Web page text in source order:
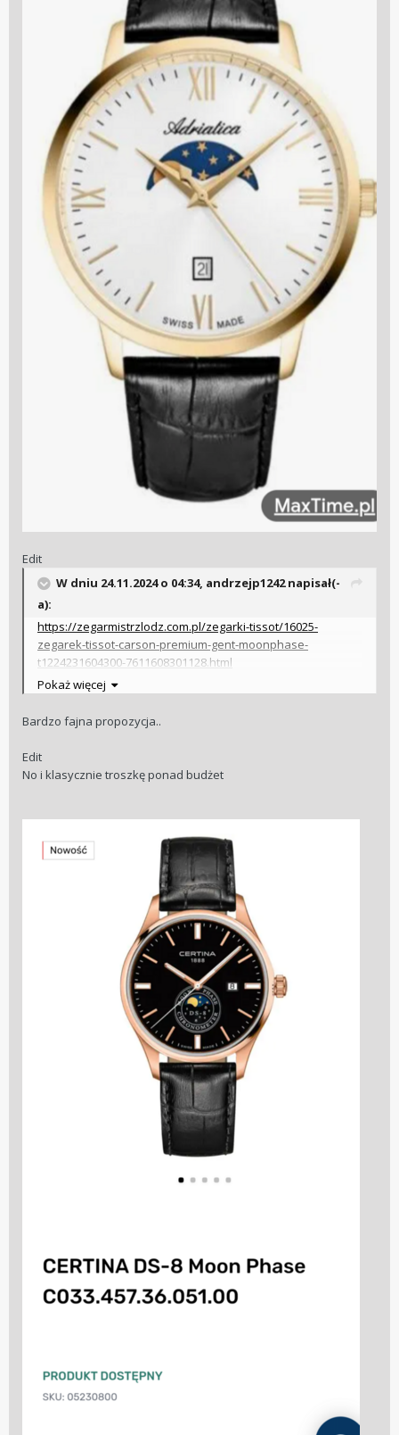
Edit
W dniu 24.11.2024 o 04:34, andrzejp1242napisał(-
a):
https://zegarmistrzlodz.com.pl/zegarki-tissot/16025-
zegarek-tissot-carson-premium-gent-moonphase-
t1224231604300-7611608301128.html
Pokaż więcej
Bardzo fajna propozycja..
Edit
No i klasycznie troszkę ponad budżet